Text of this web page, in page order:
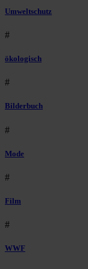
Umweltschutz
#
ökologisch
#
Bilderbuch
#
Mode
#
Film
#
WWF